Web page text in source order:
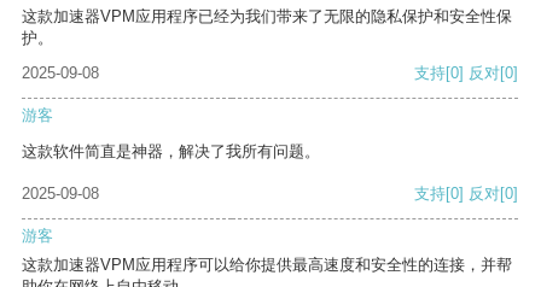
这款加速器VPM应用程序已经为我们带来了无限的隐私保护和安全性保
护。
2025-09-08
支持[0] 反对[0]
游客
这款软件简直是神器，解决了我所有问题。
2025-09-08 支持[0] 反对[0]
游客
这款加速器VPM应用程序可以给你提供最高速度和安全性的连接，并帮